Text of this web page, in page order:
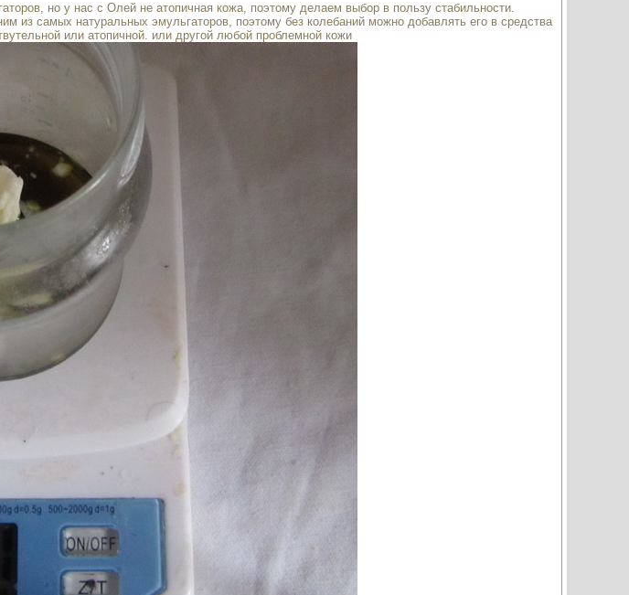
но у нас с Олей не атопичная кожа, поэтому делаем выбор в пользу стабильности.
из самых натуральных эмульгаторов, поэтому без колебаний можно добавлять его в средства
или атопичной. или другой любой проблемной кожи